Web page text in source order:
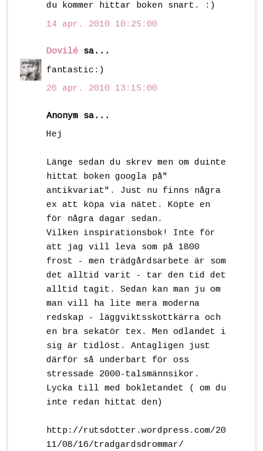
du kommer hittar boken snart. :)
14 apr. 2010 10:25:00
Dovilė sa...
fantastic:)
26 apr. 2010 13:15:00
Anonym sa...
Hej
Länge sedan du skrev men om duinte
hittat boken googla på"
antikvariat". Just nu finns några
ex att köpa via nätet. Köpte en
för några dagar sedan.
Vilken inspirationsbok! Inte för
att jag vill leva som på 1800
frost - men trädgårdsarbete är som
det alltid varit - tar den tid det
alltid tagit. Sedan kan man ju om
man vill ha lite mera moderna
redskap - läggviktsskottkärra och
en bra sekatör tex. Men odlandet i
sig är tidlöst. Antagligen just
därför så underbart för oss
stressade 2000-talsmännsikor.
Lycka till med bokletandet ( om du
inte redan hittat den)
http://rutsdotter.wordpress.com/20
11/08/16/tradgardsdrommar/